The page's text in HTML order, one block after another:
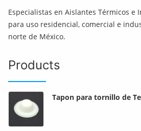
Especialistas en Aislantes Térmicos e
para uso residencial, comercial e
norte de México.
Products
Tapon para tornillo de